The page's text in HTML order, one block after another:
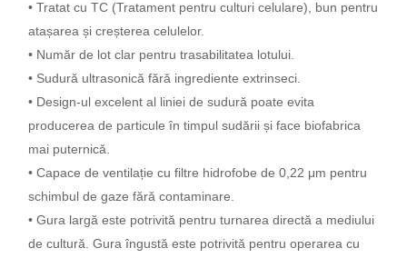
• Tratat cu TC (Tratament pentru culturi celulare), bun pentru
atașarea și creșterea celulelor.
• Număr de lot clar pentru trasabilitatea lotului.
• Sudură ultrasonică fără ingrediente extrinseci.
• Design-ul excelent al liniei de sudură poate evita
producerea de particule în timpul sudării și face biofabrica
mai puternică.
• Capace de ventilație cu filtre hidrofobe de 0,22 μm pentru
schimbul de gaze fără contaminare.
• Gura largă este potrivită pentru turnarea directă a mediului
de cultură. Gura îngustă este potrivită pentru operarea cu